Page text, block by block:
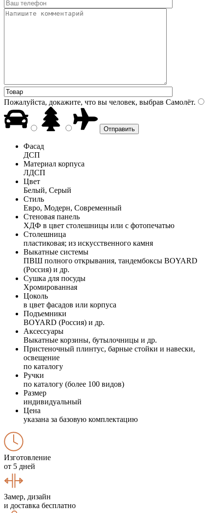
Пожалуйста, докажите, что вы человек, выбрав Самолёт.
Фасад
ДСП
Материал корпуса
ЛДСП
Цвет
Белый, Серый
Стиль
Евро, Модерн, Современный
Стеновая панель
ХДФ в цвет столешницы или с фотопечатью
Столешница
пластиковая; из искусственного камня
Выкатные системы
ПВШ полного открывания, тандембоксы BOYARD
(Россия) и др.
Сушка для посуды
Хромированная
Цоколь
в цвет фасадов или корпуса
Подъемники
BOYARD (Россия) и др.
Аксессуары
Выкатные корзины, бутылочницы и др.
Пристеночный плинтус, барные стойки и навески,
освещение
по каталогу
Ручки
по каталогу (более 100 видов)
Размер
индивидуальный
Цена
указана за базовую комплектацию
Изготовление
от 5 дней
Замер, дизайн
и доставка бесплатно